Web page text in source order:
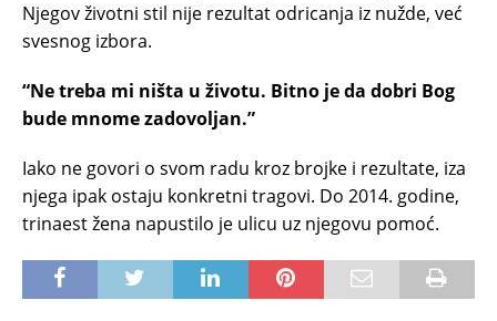
Njegov životni stil nije rezultat odricanja iz nužde, već
svesnog izbora.
“Ne treba mi ništa u životu. Bitno je da dobri Bog
bude mnome zadovoljan.”
Iako ne govori o svom radu kroz brojke i rezultate, iza
njega ipak ostaju konkretni tragovi. Do 2014. godine,
trinaest žena napustilo je ulicu uz njegovu pomoć.